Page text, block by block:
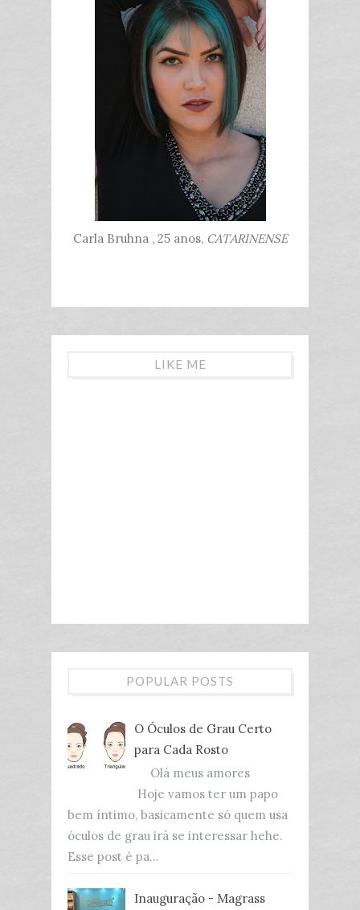
Carla Bruhna , 25 anos, CATARINENSE
LIKE ME
POPULAR POSTS
O Óculos de Grau Certo
para Cada Rosto
Olá meus amores
Hoje vamos ter um papo
bem íntimo, basicamente só quem usa
óculos de grau irá se interessar hehe.
Esse post é pa...
Inauguração - Magrass